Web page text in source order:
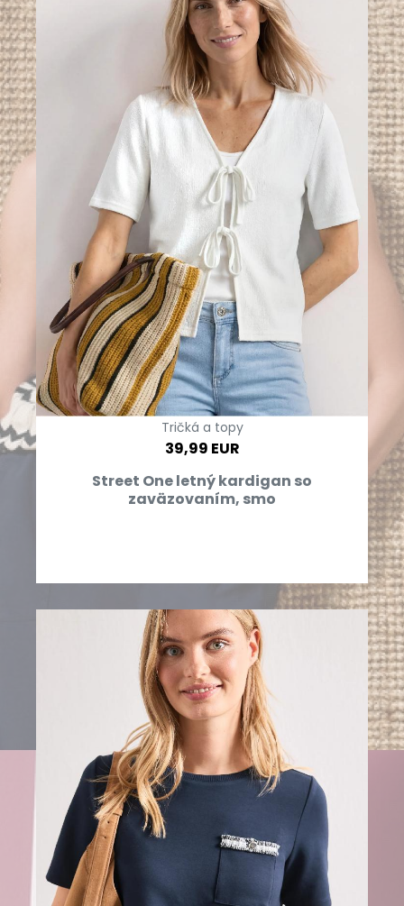
Tričká a topy
39,99 EUR
Street One letný kardigan so
zaväzovaním, smo